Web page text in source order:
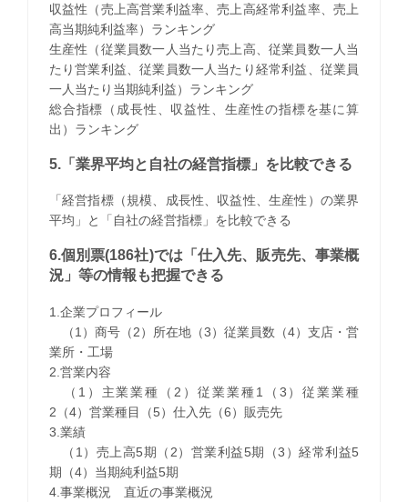
収益性（売上高営業利益率、売上高経常利益率、売上
高当期純利益率）ランキング
生産性（従業員数一人当たり売上高、従業員数一人当
たり営業利益、従業員数一人当たり経常利益、従業員
一人当たり当期純利益）ランキング
総合指標（成長性、収益性、生産性の指標を基に算
出）ランキング
5.「業界平均と自社の経営指標」を比較できる
「経営指標（規模、成長性、収益性、生産性）の業界
平均」と「自社の経営指標」を比較できる
6.個別票(186社)では「仕入先、販売先、事業概
況」等の情報も把握できる
1.企業プロフィール
（1）商号（2）所在地（3）従業員数（4）支店・営
業所・工場
2.営業内容
（1）主業業種（2）従業業種1（3）従業業種
2（4）営業種目（5）仕入先（6）販売先
3.業績
（1）売上高5期（2）営業利益5期（3）経常利益5
期（4）当期純利益5期
4.事業概況 直近の事業概況